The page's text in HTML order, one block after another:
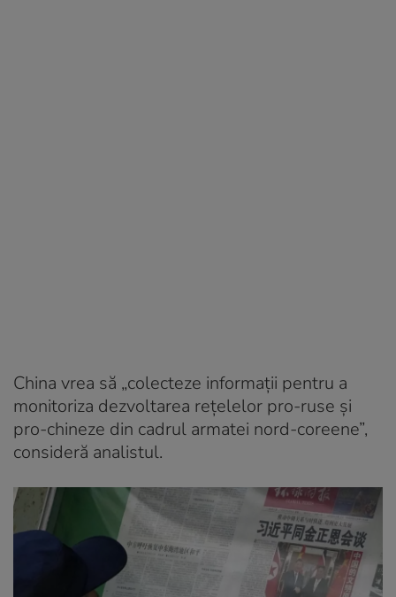
China vrea să „colecteze informații pentru a
monitoriza dezvoltarea rețelelor pro-ruse și
pro-chineze din cadrul armatei nord-coreene”,
consideră analistul.